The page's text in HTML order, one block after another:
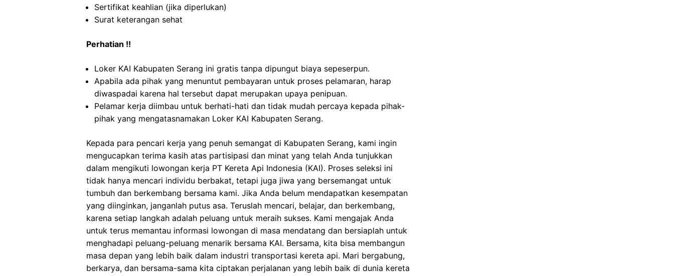
Sertifikat keahlian (jika diperlukan)
Surat keterangan sehat
Perhatian !!
Loker KAI Kabupaten Serang ini gratis tanpa dipungut biaya sepeserpun.
Apabila ada pihak yang menuntut pembayaran untuk proses pelamaran, harap
diwaspadai karena hal tersebut dapat merupakan upaya penipuan.
Pelamar kerja diimbau untuk berhati-hati dan tidak mudah percaya kepada pihak-
pihak yang mengatasnamakan Loker KAI Kabupaten Serang.
Kepada para pencari kerja yang penuh semangat di Kabupaten Serang, kami ingin
mengucapkan terima kasih atas partisipasi dan minat yang telah Anda tunjukkan
dalam mengikuti lowongan kerja PT Kereta Api Indonesia (KAI). Proses seleksi ini
tidak hanya mencari individu berbakat, tetapi juga jiwa yang bersemangat untuk
tumbuh dan berkembang bersama kami. Jika Anda belum mendapatkan kesempatan
yang diinginkan, janganlah putus asa. Teruslah mencari, belajar, dan berkembang,
karena setiap langkah adalah peluang untuk meraih sukses. Kami mengajak Anda
untuk terus memantau informasi lowongan di masa mendatang dan bersiaplah untuk
menghadapi peluang-peluang menarik bersama KAI. Bersama, kita bisa membangun
masa depan yang lebih baik dalam industri transportasi kereta api. Mari bergabung,
berkarya, dan bersama-sama kita ciptakan perjalanan yang lebih baik di dunia kereta